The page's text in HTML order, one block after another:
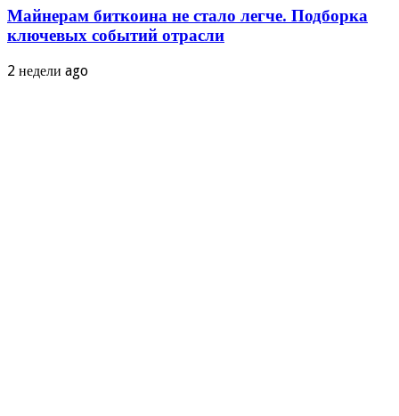
Майнерам биткоина не стало легче. Подборка
ключевых событий отрасли
2 недели ago